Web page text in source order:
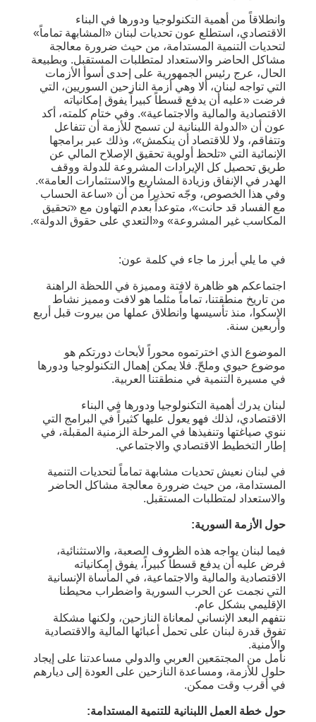
وانطلاقاً من أهمية التكنولوجيا ودورها في البناء
الاقتصادي، استطلع عون تحديات لبنان «المشابهة تماماً»
لتحديات التنمية المستدامة، من حيث ضرورة معالجة
مشاكل الحاضر والاستعداد لمتطلبات المستقبل. وبطبيعة
الحال، عرج رئيس الجمهورية على إحدى أسوأ الأزمات
التي تواجه لبنان، ألا وهي أزمة النازحين السوريين، التي
فرضت «عليه أن يدفع قسطاً كبيراً يفوق إمكانياته
الاقتصادية والمالية والاجتماعية». وفي ختام كلمته، أكد
عون أن «الدولة اللبنانية لن تسمح للأزمة أن تتفاعل
وتتفاقم، ولا للاقتصاد أن ينكمش»، وذلك عبر برامجها
الإنمائية التي «تلحظ أولوية تحقيق الإصلاح المالي عن
طريق تحصيل كل الإيرادات المشروعة للدولة ووقف
الهدر في الإنفاق وزيادة المشاريع والاستثمارات العامة».
وفي هذا الخصوص، وجّه تحذيراً من أن «ساعة الحساب
مع الفساد قد حانت»، متوعداً بعدم التهاون مع «تحقيق
المكاسب غير المشروعة» و«التعدي على حقوق الدولة».
في ما يلي أبرز ما جاء في كلمة عون:
اجتماعكم هو ظاهرة لافتة ومميزة في اللحظة الراهنة
من تاريخ منطقتنا، تماماً مثلما هو لافت ومميز نشاط
الإسكوا، منذ تأسيسها وانطلاق عملها من بيروت قبل أربع
وأربعين سنة.
الموضوع الذي اخترتموه محوراً لأبحاث دورتكم هو
موضوع حيوي وملحّ. فلا يمكن إهمال التكنولوجيا ودورها
في مسيرة التنمية في منطقتنا العربية.
لبنان يدرك أهمية التكنولوجيا ودورها في البناء
الاقتصادي، لذلك فهو يعول عليها كثيراً في البرامج التي
ننوي صياغتها وتنفيذها في المرحلة الزمنية المقبلة، في
إطار التخطيط الاقتصادي والاجتماعي.
في لبنان نعيش تحديات مشابهة تماماً لتحديات التنمية
المستدامة، من حيث ضرورة معالجة مشاكل الحاضر
والاستعداد لمتطلبات المستقبل.
حول الأزمة السورية:
فيما لبنان يواجه هذه الظروف الصعبة، والاستثنائية،
فرض عليه أن يدفع قسطاً كبيراً، يفوق إمكانياته
الاقتصادية والمالية والاجتماعية، في المأساة الإنسانية
التي نجمت عن الحرب السورية واضطراب محيطنا
الإقليمي بشكل عام.
نتفهم البعد الإنساني لمعاناة النازحين، ولكنها مشكلة
تفوق قدرة لبنان على تحمل أعبائها المالية والاقتصادية
والأمنية.
نأمل من المجتمَعين العربي والدولي مساعدتنا على إيجاد
حلول للأزمة، ومساعدة النازحين على العودة إلى ديارهم
في أقرب وقت ممكن.
حول خطة العمل اللبنانية للتنمية المستدامة: